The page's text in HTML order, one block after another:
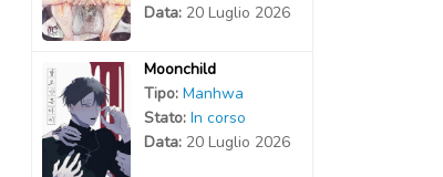
Data: 20 Luglio 2026
Moonchild
Tipo: Manhwa
Stato: In corso
Data: 20 Luglio 2026